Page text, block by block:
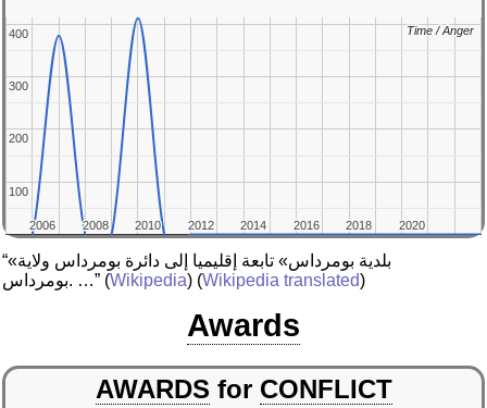
2006
2006 2008
2008 2010
2010 2012
2012 2014
2014 2016
2016 2018
2018 2020
2020
100
100
200
200
300
300
400
400 Time / Anger
Time / Anger
“«بلدية بومرداس» تابعة إقليميا إلى دائرة بومرداس ولاية
بومرداس. …” (Wikipedia) (Wikipedia translated)
Awards
AWARDS for CONFLICT